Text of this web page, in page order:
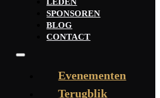
SPONSOREN
BLOG
CONTACT
Evenementen
Terugblik